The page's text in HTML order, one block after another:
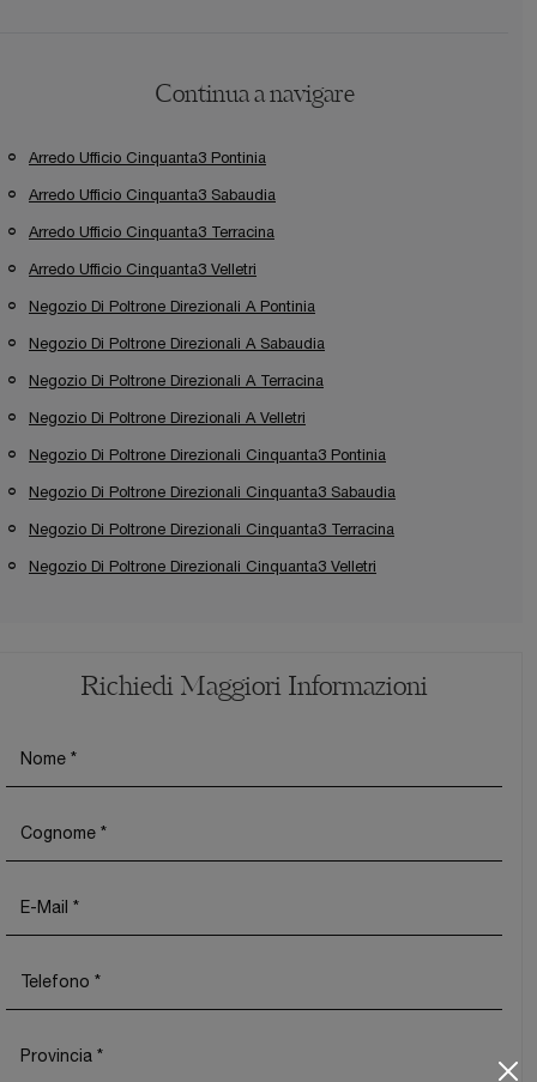
Continua a navigare
Arredo Ufficio Cinquanta3 Pontinia
Arredo Ufficio Cinquanta3 Sabaudia
Arredo Ufficio Cinquanta3 Terracina
Arredo Ufficio Cinquanta3 Velletri
Negozio Di Poltrone Direzionali A Pontinia
Negozio Di Poltrone Direzionali A Sabaudia
Negozio Di Poltrone Direzionali A Terracina
Negozio Di Poltrone Direzionali A Velletri
Negozio Di Poltrone Direzionali Cinquanta3 Pontinia
Negozio Di Poltrone Direzionali Cinquanta3 Sabaudia
Negozio Di Poltrone Direzionali Cinquanta3 Terracina
Negozio Di Poltrone Direzionali Cinquanta3 Velletri
Richiedi Maggiori Informazioni